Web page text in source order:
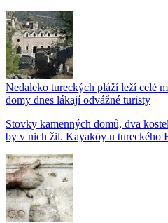
Nedaleko tureckých pláží leží celé
domy dnes lákají odvážné turisty
Stovky kamenných domů, dva
by v nich žil. Kayaköy u tureckého